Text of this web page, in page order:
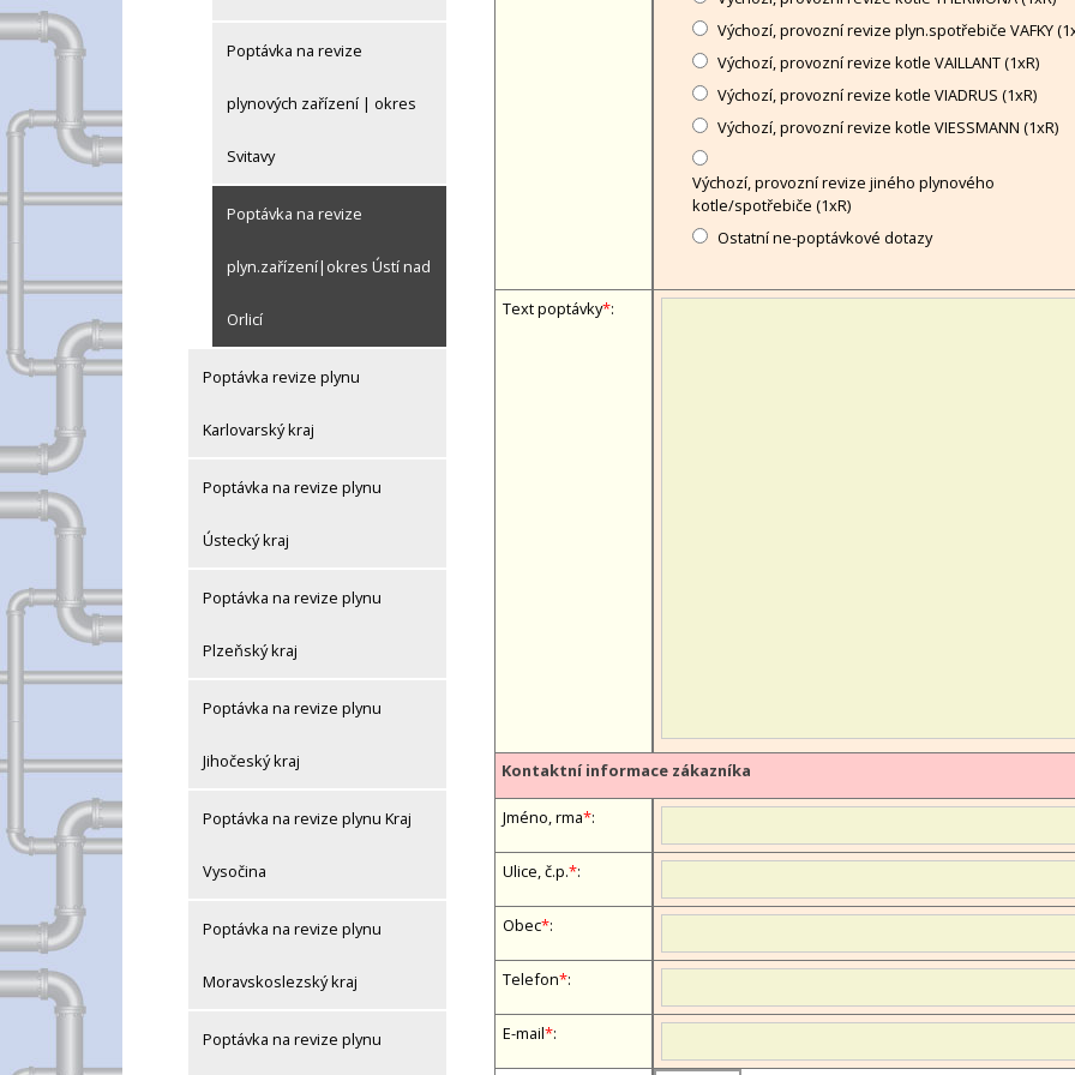
Poptávka na revize
plynových zařízení | okres
Svitavy
Poptávka na revize
plyn.zařízení|okres Ústí nad
Orlicí
Poptávka revize plynu
Karlovarský kraj
Poptávka na revize plynu
Ústecký kraj
Poptávka na revize plynu
Plzeňský kraj
Poptávka na revize plynu
Jihočeský kraj
Poptávka na revize plynu Kraj
Vysočina
Poptávka na revize plynu
Moravskoslezský kraj
Poptávka na revize plynu
Výchozí, provozní revize plyn.spotřebiče VAFKY
Výchozí, provozní revize kotle VAILLANT (1xR)
Výchozí, provozní revize kotle VIADRUS (1xR)
Výchozí, provozní revize kotle VIESSMANN (1xR)
Výchozí, provozní revize jiného plynového
kotle/spotřebiče (1xR)
Ostatní ne-poptávkové dotazy
Text poptávky*:
Kontaktní informace zákazníka
Jméno, firma*:
Ulice, č.p.*:
Obec*:
Telefon*:
E-mail*: